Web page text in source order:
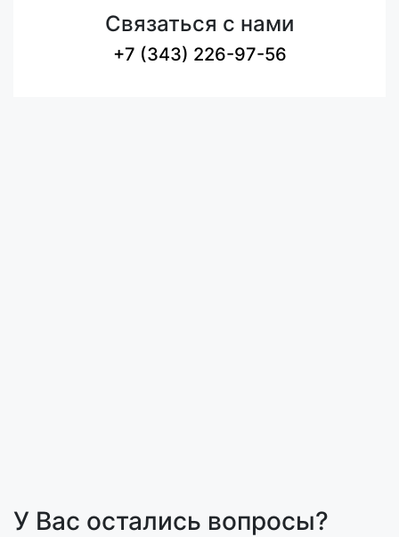
Связаться с нами
+7 (343) 226-97-56
У Вас остались вопросы?